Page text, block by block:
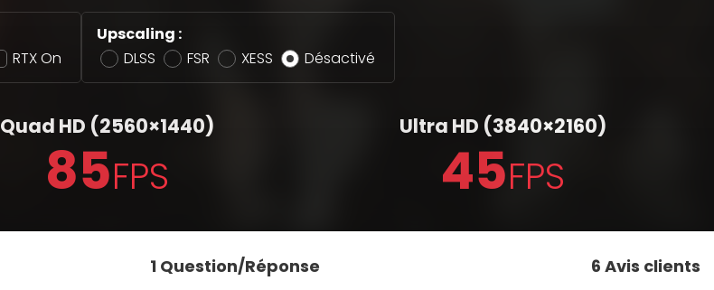
RTX On
Upscaling :
DLSS
FSR XESS Désactivé
Quad HD (2560×1440)
85FPS
Ultra HD (3840×2160)
45FPS
1 Question/Réponse 6 Avis clients